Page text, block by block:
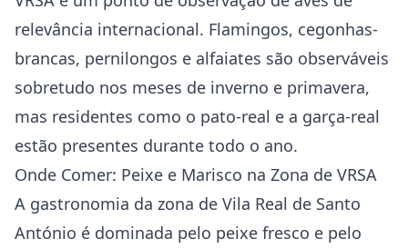
relevância internacional. Flamingos, cegonhas-
brancas, pernilongos e alfaiates são observáveis
sobretudo nos meses de inverno e primavera,
mas residentes como o pato-real e a garça-real
estão presentes durante todo o ano.
Onde Comer: Peixe e Marisco na Zona de VRSA
A gastronomia da zona de Vila Real de Santo
António é dominada pelo peixe fresco e pelo